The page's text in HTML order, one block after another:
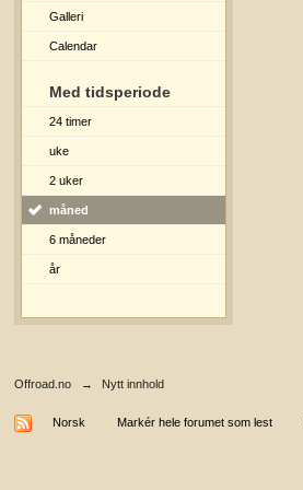
Galleri
Calendar
Med tidsperiode
24 timer
uke
2 uker
måned
6 måneder
år
Offroad.no → Nytt innhold
Norsk Markér hele forumet som lest